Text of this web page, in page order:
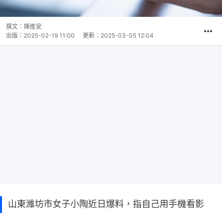
撰文： 陳進安
出版： 2025-02-19 11:00 更新： 2025-03-05 12:04
山東濰坊市女子小陶近日爆料，指自己用手機看影